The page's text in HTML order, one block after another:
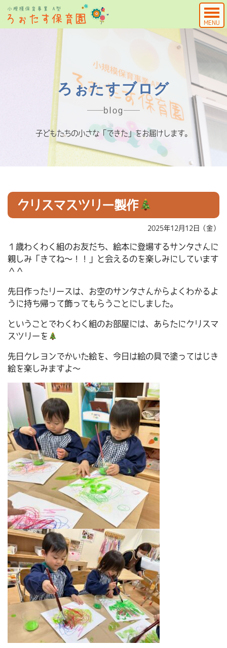
MENU
ろぉたすブログ
blog
子どもたちの小さな「できた」をお届けします。
クリスマスツリー製作
2025年12月12日（金）
１歳わくわく組のお友だち、絵本に登場するサンタさんに
親しみ「きてね～！！」と会えるのを楽しみにしています
＾＾
先日作ったリースは、お空のサンタさんからよくわかるよ
うに持ち帰って飾ってもらうことにしました。
ということでわくわく組のお部屋には、あらたにクリスマ
スツリーを
先日クレヨンでかいた絵を、今日は絵の具で塗ってはじき
絵を楽しみますよ～